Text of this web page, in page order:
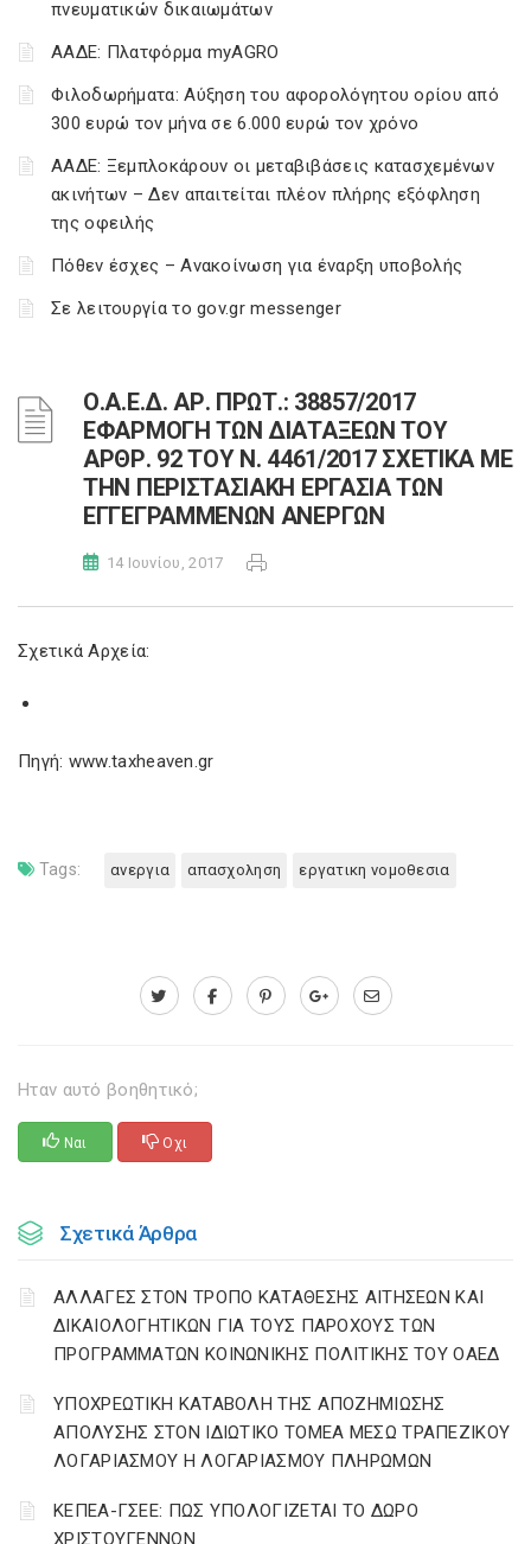
πνευματικών δικαιωμάτων
ΑΑΔΕ: Πλατφόρμα myAGRO
Φιλοδωρήματα: Αύξηση του αφορολόγητου ορίου από
300 ευρώ τον μήνα σε 6.000 ευρώ τον χρόνο
ΑΑΔΕ: Ξεμπλοκάρουν οι μεταβιβάσεις κατασχεμένων
ακινήτων – Δεν απαιτείται πλέον πλήρης εξόφληση
της οφειλής
Πόθεν έσχες – Ανακοίνωση για έναρξη υποβολής
Σε λειτουργία το gov.gr messenger
Ο.Α.Ε.Δ. ΑΡ. ΠΡΩΤ.: 38857/2017
ΕΦΑΡΜΟΓΗ ΤΩΝ ΔΙΑΤΑΞΕΩΝ ΤΟΥ
ΑΡΘΡ. 92 ΤΟΥ Ν. 4461/2017 ΣΧΕΤΙΚΑ ΜΕ
ΤΗΝ ΠΕΡΙΣΤΑΣΙΑΚΗ ΕΡΓΑΣΙΑ ΤΩΝ
ΕΓΓΕΓΡΑΜΜΕΝΩΝ ΑΝΕΡΓΩΝ
14 Ιουνίου, 2017
Σχετικά Αρχεία:
Πηγή: www.taxheaven.gr
Tags: ανεργια απασχοληση εργατικη νομοθεσια
Ηταν αυτό βοηθητικό;
Ναι Οχι
Σχετικά Άρθρα
ΑΛΛΑΓΕΣ ΣΤΟΝ ΤΡΟΠΟ ΚΑΤΑΘΕΣΗΣ ΑΙΤΗΣΕΩΝ ΚΑΙ
ΔΙΚΑΙΟΛΟΓΗΤΙΚΩΝ ΓΙΑ ΤΟΥΣ ΠΑΡΟΧΟΥΣ ΤΩΝ
ΠΡΟΓΡΑΜΜΑΤΩΝ ΚΟΙΝΩΝΙΚΗΣ ΠΟΛΙΤΙΚΗΣ ΤΟΥ ΟΑΕΔ
YΠΟΧΡΕΩΤΙΚΗ ΚΑΤΑΒΟΛΗ ΤΗΣ ΑΠΟΖΗΜΙΩΣΗΣ
ΑΠΟΛΥΣΗΣ ΣΤΟΝ ΙΔΙΩΤΙΚΟ ΤΟΜΕΑ ΜΕΣΩ ΤΡΑΠΕΖΙΚΟΥ
ΛΟΓΑΡΙΑΣΜΟΥ Η ΛΟΓΑΡΙΑΣΜΟΥ ΠΛΗΡΩΜΩΝ
ΚΕΠΕΑ-ΓΣΕΕ: ΠΩΣ ΥΠΟΛΟΓΙΖΕΤΑΙ ΤΟ ΔΩΡΟ
ΧΡΙΣΤΟΥΓΕΝΝΩΝ